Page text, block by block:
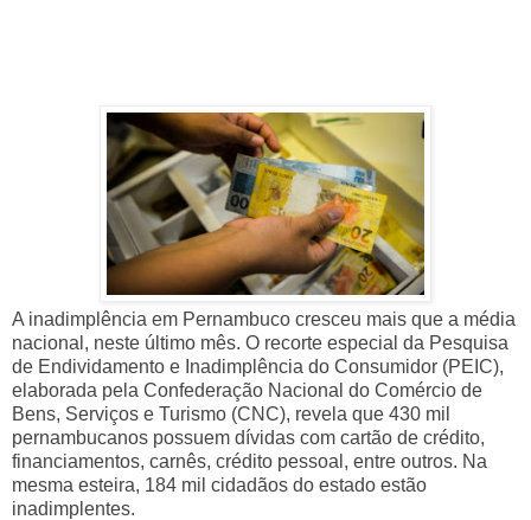
A inadimplência em Pernambuco cresceu mais que a média
nacional, neste último mês. O recorte especial da Pesquisa
de Endividamento e Inadimplência do Consumidor (PEIC),
elaborada pela Confederação Nacional do Comércio de
Bens, Serviços e Turismo (CNC), revela que 430 mil
pernambucanos possuem dívidas com cartão de crédito,
financiamentos, carnês, crédito pessoal, entre outros. Na
mesma esteira, 184 mil cidadãos do estado estão
inadimplentes.